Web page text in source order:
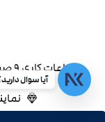
ساعات کاری ۹ صبح تا ۵ عصر
آیا سوال